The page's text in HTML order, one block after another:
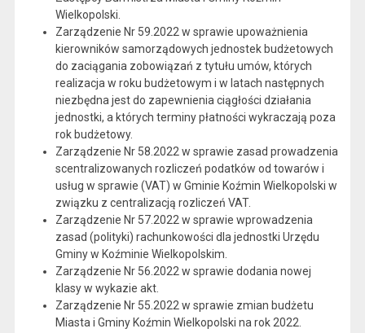
Wielkopolski.
Zarządzenie Nr 59.2022 w sprawie upoważnienia
kierowników samorządowych jednostek budżetowych
do zaciągania zobowiązań z tytułu umów, których
realizacja w roku budżetowym i w latach następnych
niezbędna jest do zapewnienia ciągłości działania
jednostki, a których terminy płatności wykraczają poza
rok budżetowy.
Zarządzenie Nr 58.2022 w sprawie zasad prowadzenia
scentralizowanych rozliczeń podatków od towarów i
usług w sprawie (VAT) w Gminie Koźmin Wielkopolski w
związku z centralizacją rozliczeń VAT.
Zarządzenie Nr 57.2022 w sprawie wprowadzenia
zasad (polityki) rachunkowości dla jednostki Urzędu
Gminy w Koźminie Wielkopolskim.
Zarządzenie Nr 56.2022 w sprawie dodania nowej
klasy w wykazie akt.
Zarządzenie Nr 55.2022 w sprawie zmian budżetu
Miasta i Gminy Koźmin Wielkopolski na rok 2022.